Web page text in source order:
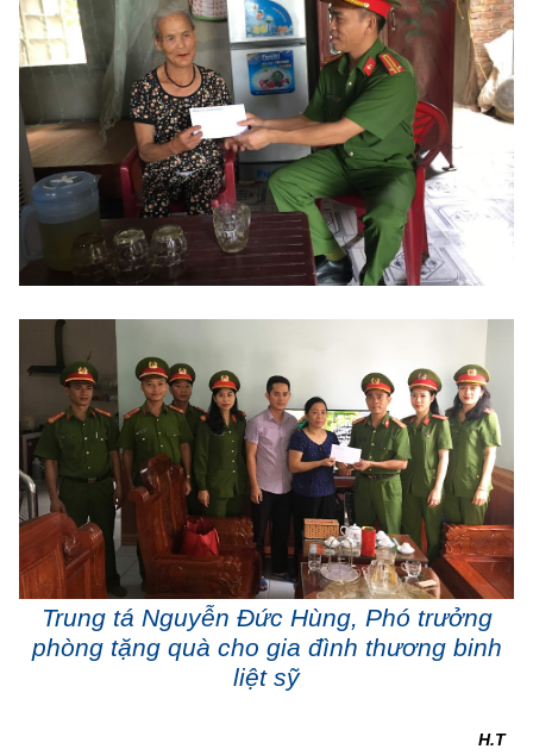
Trung tá Nguyễn Đức Hùng, Phó trưởng
phòng tặng quà cho gia đình thương binh
liệt sỹ
H.T